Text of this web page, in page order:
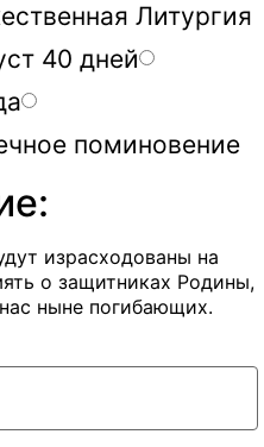
Литургия
40 дней
поминовение
израсходованы на
о защитниках Родины,
ныне погибающих.